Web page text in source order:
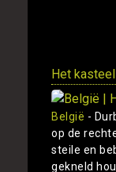
Het
België -
op de
steile en
gekneld